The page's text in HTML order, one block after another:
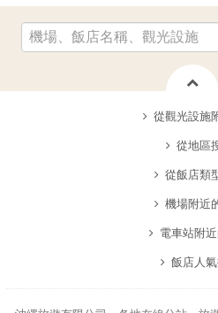
從觀光設施
從地區
從飯店類
機場附近
電車站附
飯店人